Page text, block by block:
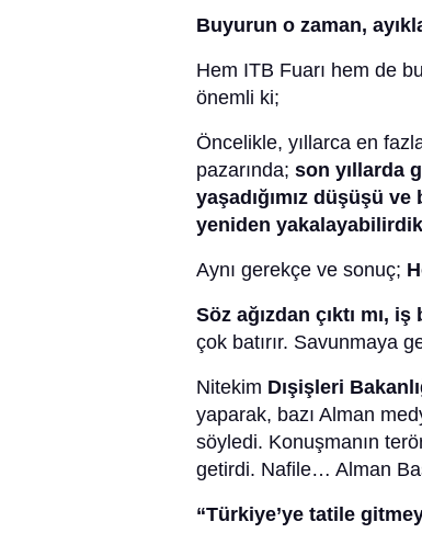
Buyurun o zaman,
Hem ITB Fuarı hem de
önemli ki;
Öncelikle, yıllarca en
pazarında; son yıllarda
yaşadığımız düşüşü
yeniden
Aynı gerekçe ve sonuç;
Söz ağızdan çıktı mı, iş
çok batırır. Savunmaya
Nitekim Dışişleri
yaparak, bazı Alman
söyledi. Konuşmanın
getirdi. Nafile… Alman
“Türkiye’ye tatile